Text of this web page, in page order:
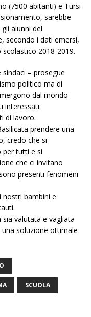
(7500 abitanti) e Tursi
sarebbe
alunni del
secondo i dati emersi,
2018-2019.
– prosegue
politico ma di
dal mondo
interessati
di lavoro.
prendere una
credo che si
per tutti e si
che ci invitano
presenti fenomeni
nostri bambini e
valutata e vagliata
soluzione ottimale
SCUOLA